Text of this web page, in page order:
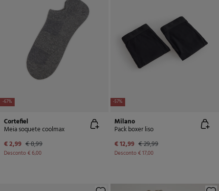
-67%
Cortefiel
Meia soquete coolmax
€ 2,99 € 8,99
Desconto€ 6,00
-57%
Milano
Pack boxer liso
€ 12,99 € 29,99
Desconto€ 17,00